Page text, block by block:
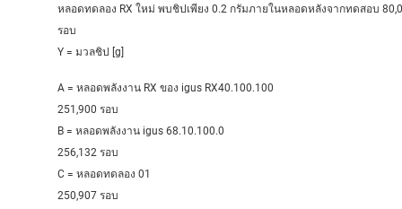
หลอดทดลอง RX ใหม่ พบชิปเพียง 0.2 กรัมภายในหลอดหลังจากทดสอบ
รอบ
Y = มวลชิป [g]
A = หลอดพลังงาน RX ของ igus RX40.100.100
251,900 รอบ
B = หลอดพลังงาน igus 68.10.100.0
256,132 รอบ
C = หลอดทดลอง 01
250,907 รอบ